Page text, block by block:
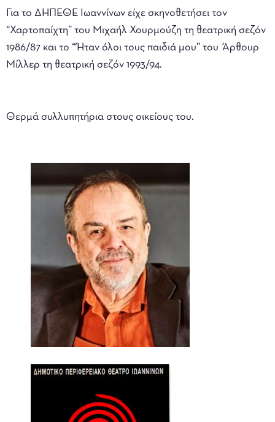
Για το ΔΗΠΕΘΕ Ιωαννίνων είχε σκηνοθετήσει τον
“Χαρτοπαίχτη” του Μιχαήλ Χουρμούζη τη θεατρική σεζόν
1986/87 και το “Ήταν όλοι τους παιδιά μου” του Άρθουρ
Μίλλερ τη θεατρική σεζόν 1993/94.
Θερμά συλλυπητήρια στους οικείους του.